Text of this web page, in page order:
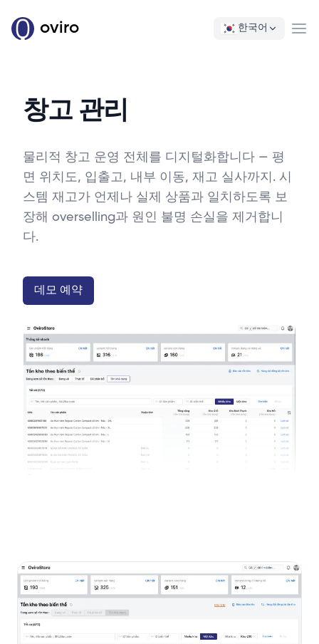
oviro 한국어
창고 관리
물리적 창고 운영 전체를 디지털화합니다 — 평
면 위치도, 입출고, 내부 이동, 재고 실사까지. 시
스템 재고가 언제나 실제 상품과 일치하도록 보
장해 overselling과 원인 불명 손실을 제거합니
다.
데모 예약